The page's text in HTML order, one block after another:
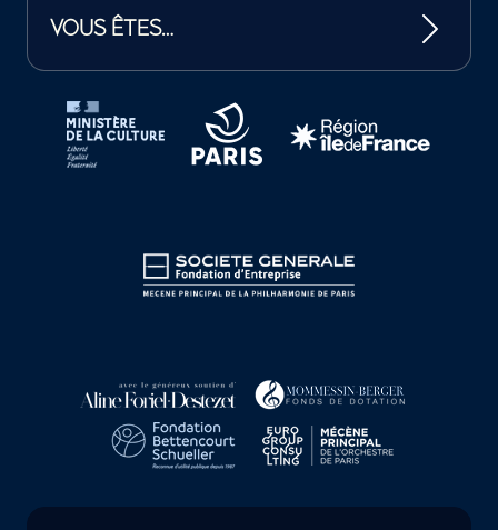
VOUS ÊTES…
Tutelles et mécènes de la Philharmonie de Paris